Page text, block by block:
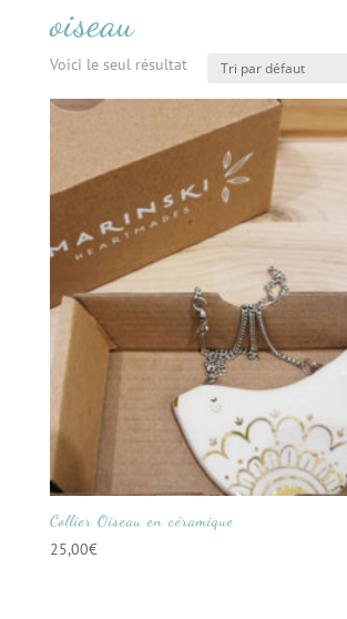
oiseau
Voici le seul résultat
Collier Oiseau en céramique
25,00€